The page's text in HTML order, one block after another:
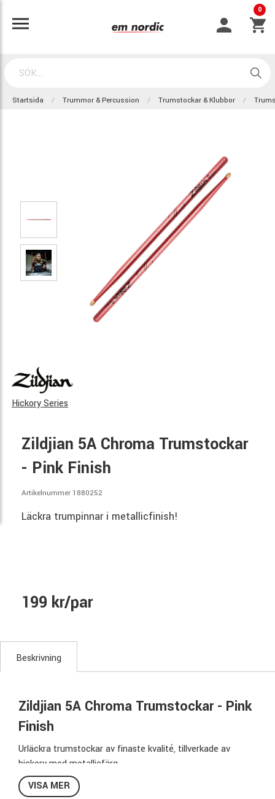
0
Startsida Trummor & Percussion Trumstockar & Klubbor
Hickory Series
Zildjian 5A Chroma Trumstockar
- Pink Finish
Artikelnummer 1880252
Läckra trumpinnar i metallicfinish!
199 kr/par
Beskrivning
Zildjian 5A Chroma Trumstockar - Pink
Finish
Urläckra trumstockar av finaste kvalité, tillverkade av
hickory med metallicfärg.
Chroma-serien har oval trädruva.
VISA MER